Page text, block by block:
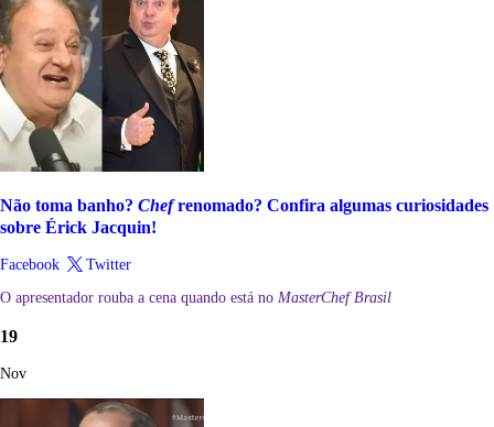
Não toma banho? Chefrenomado? Confira algumas curiosidades
sobre Érick Jacquin!
Facebook
Twitter
O apresentador rouba a cena quando está no MasterChef Brasil
19
Nov